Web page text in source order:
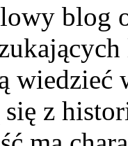
blog
wiedzieć
z